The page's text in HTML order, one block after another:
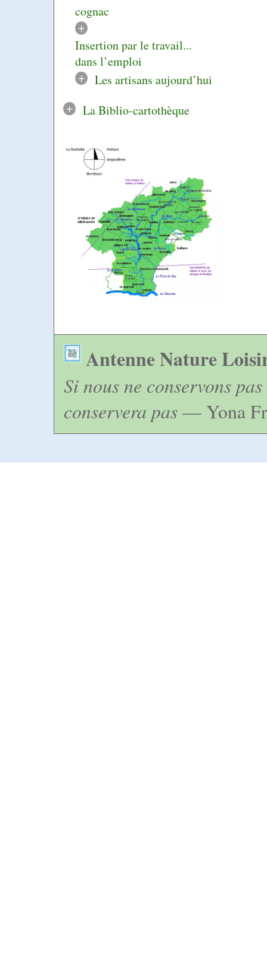
cognac
+
Insertion par le travail...
dans l’emploi
+
Les artisans aujourd’hui
+
La Biblio-cartothèque
Antenne Nature
Si nous ne conservons
conservera pas— Yona